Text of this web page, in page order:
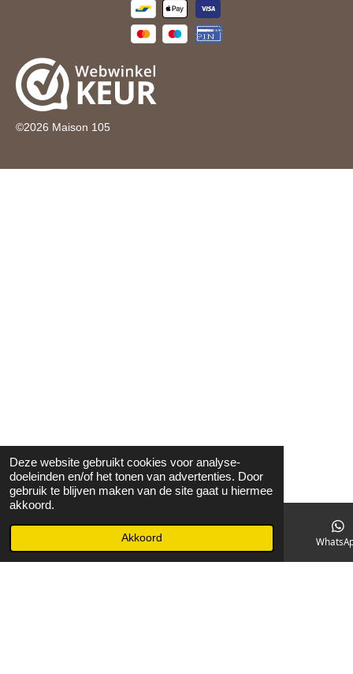
Deze website gebruikt cookies voor analyse-
doeleinden en/of het tonen van advertenties. Door
gebruik te blijven maken van de site gaat u hiermee
akkoord.
Akkoord
©2026 Maison 105